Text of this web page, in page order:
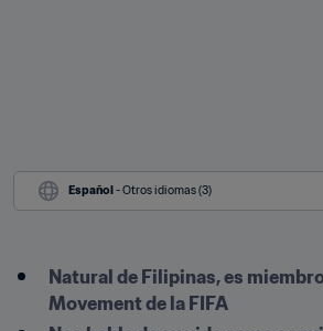
Español - Otros idiomas (3)
Natural de Filipinas, es
Movement de la FIFA